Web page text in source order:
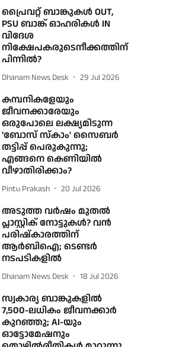
പ്രൈവറ്റ് ബാങ്കുകൾ OUT,
PSU ബാങ്ക് ഓഹരികൾ IN
വിദേശ
നിക്ഷേപകരുടെനീക്കത്തിന്
പിന്നിൽ?
Dhanam News Desk 29 Jul 2026
കമ്പനികളേയും
ജീവനക്കാരേയും
ഒരുപോലെ ലക്ഷ്യമിടുന്ന
'ബോസ് സ്‌കാം' സൈബർ
തട്ടിപ്പ് പെരുകുന്നു;
എങ്ങനെ കെണിയിൽ
വീഴാതിരിക്കാം?
Pintu Prakash 20 Jul 2026
അടുത്ത വർഷം മുതൽ
പ്ലാസ്റ്റിക് നോട്ടുകൾ? വൻ
പരിഷ്‌കാരത്തിന്
ആർബിഐ; ടെണ്ടർ
നടപടികളിൽ
Dhanam News Desk 18 Jul 2026
സ്വകാര്യ ബാങ്കുകളിൽ
7,500-ലധികം ജീവനക്കാർ
കുറഞ്ഞു; AI-യും
ഓട്ടോമേഷനും